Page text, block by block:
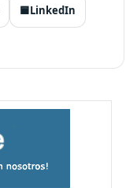
🟦LinkedIn